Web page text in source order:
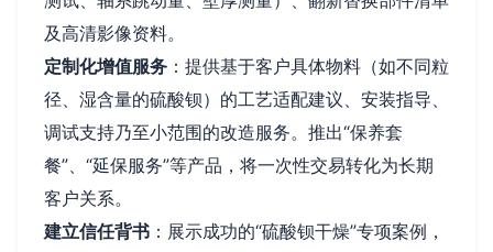
及高清影像资料。
定制化增值服务 ：提供基于客户具体物料（如不同粒
径、湿含量的硫酸钡）的工艺适配建议、安装指导、
调试支持乃至小范围的改造服务。推出“保养套
餐”、“延保服务”等产品，将一次性交易转化为长期
客户关系。
建立信任背书 ：展示成功的“硫酸钡干燥”专项案例，